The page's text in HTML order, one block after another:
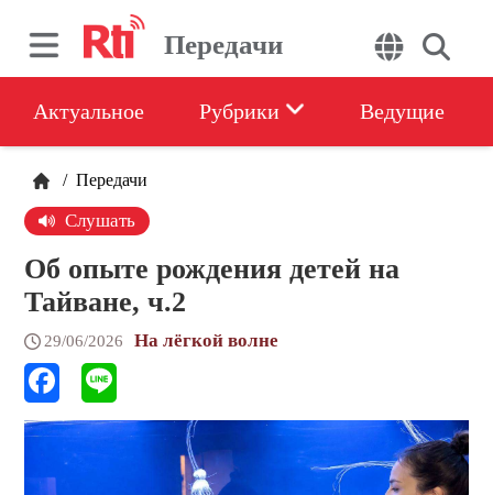
Передачи
Актуальное Рубрики Ведущие
/ Передачи
Слушать
Об опыте рождения детей на
Тайване, ч.2
29/06/2026 На лёгкой волне